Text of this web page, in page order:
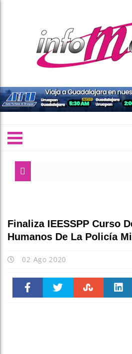
Finaliza IEESSPP Curso
Humanos De La Policía
02 Ago 2020